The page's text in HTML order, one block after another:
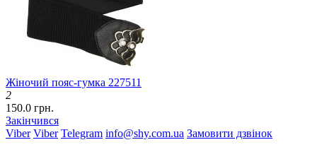
Жіночий пояс-гумка 227511
2
150.0 грн.
Закінчився
Viber Viber Telegram info@shy.com.ua Замовити дзвінок